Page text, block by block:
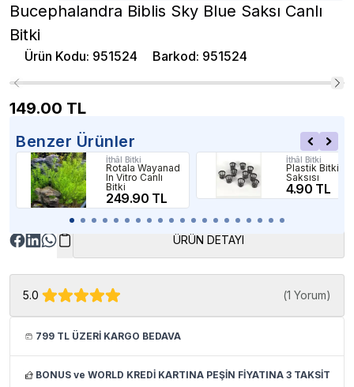
Bucephalandra Biblis Sky Blue Saksı Canlı
Bitki
Ürün Kodu: 951524 Barkod: 951524
149.00 TL
Benzer Ürünler
İthâl Bitki
Rotala Wayanad
In Vitro Canlı
Bitki
249.90 TL
İthâl Bitki
Plastik Bitki
Saksısı
4.90 TL
ÜRÜN DETAYI
5.0 (1 Yorum)
799 TL ÜZERİ KARGO BEDAVA
BONUS ve WORLD KREDİ KARTINA PEŞİN FİYATINA 3 TAKSİT